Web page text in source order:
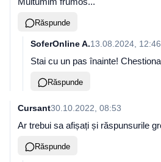
Răspunde
SoferOnline A.13.08.2024, 12:46
Stai cu un pas înainte!
Răspunde
Cursant30.10.2022, 08:53
Ar trebui sa afișați și răspunsurile
Răspunde